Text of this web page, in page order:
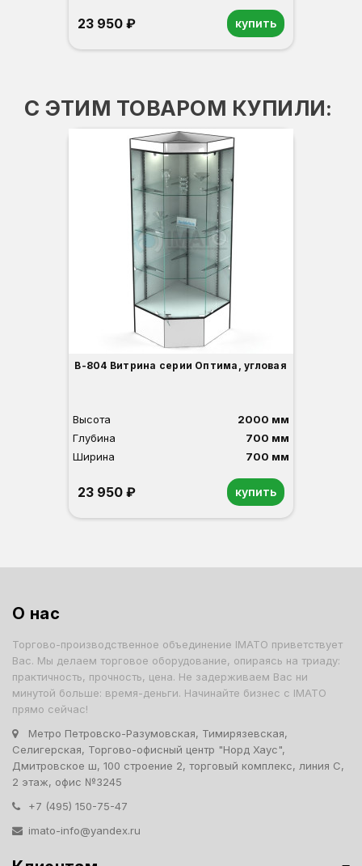
23 950 ₽ купить
С ЭТИМ ТОВАРОМ КУПИЛИ:
В-804 Витрина серии Оптима, угловая
Высота
2000 мм
Глубина
700 мм
Ширина
700 мм
23 950 ₽ купить
О нас
Торгово-производственное объединение IMATO приветствует
Вас. Мы делаем торговое оборудование, опираясь на триаду:
практичность, прочность, цена. Не задерживаем Вас ни
минутой больше: время-деньги. Начинайте бизнес с IMATO
прямо сейчас!
Метро Петровско-Разумовская, Тимирязевская,
Селигерская, Торгово-офисный центр "Норд Хаус",
Дмитровское ш, 100 строение 2, торговый комплекс, линия С,
2 этаж, офис №3245
+7 (495) 150-75-47
imato-info@yandex.ru